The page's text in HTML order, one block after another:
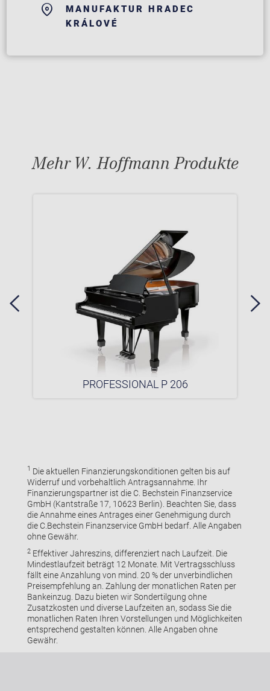
MANUFAKTUR HRADEC
KRÁLOVÉ
Mehr W. Hoffmann Produkte
PROFESSIONAL P 206
1 Die aktuellen Finanzierungskonditionen gelten bis auf
Widerruf und vorbehaltlich Antragsannahme. Ihr
Finanzierungspartner ist die C. Bechstein Finanzservice
GmbH (Kantstraße 17, 10623 Berlin). Beachten Sie, dass
die Annahme eines Antrages einer Genehmigung durch
die C.Bechstein Finanzservice GmbH bedarf. Alle Angaben
ohne Gewähr.
2Effektiver Jahreszins, differenziert nach Laufzeit. Die
Mindestlaufzeit beträgt 12 Monate. Mit Vertragsschluss
fällt eine Anzahlung von mind. 20 % der unverbindlichen
Preisempfehlung an. Zahlung der monatlichen Raten per
Bankeinzug. Dazu bieten wir Sondertilgung ohne
Zusatzkosten und diverse Laufzeiten an, sodass Sie die
monatlichen Raten Ihren Vorstellungen und Möglichkeiten
entsprechend gestalten können. Alle Angaben ohne
Gewähr.